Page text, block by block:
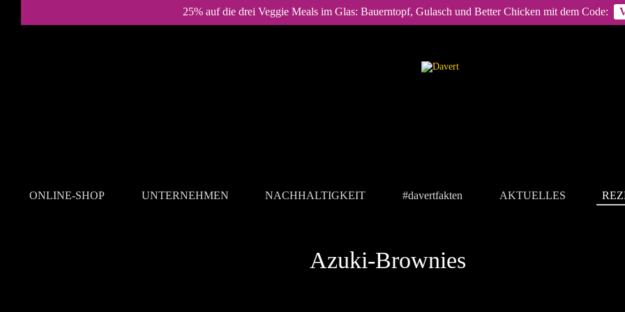
25% auf die drei Veggie Meals im Glas: Bauerntopf, Gulasch und Better Chicken mit dem Code:
ONLINE-SHOP UNTERNEHMEN NACHHALTIGKEIT #davertfakten AKTUELLES
Azuki-Brownies